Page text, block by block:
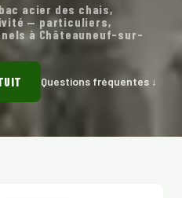
acier des chais,
— particuliers,
à Châteauneuf-sur-
Questions fréquentes ↓